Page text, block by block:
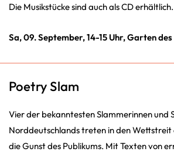
Die Musikstücke sind auch als CD erhältlich.
Sa, 09. September, 14-15 Uhr, Garten
Poetry Slam
Vier der bekanntesten Slammerinnen und
Norddeutschlands treten in den
die Gunst des Publikums. Mit Texten von